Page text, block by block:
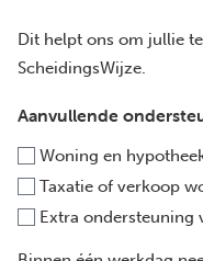
Dit helpt ons om jullie
ScheidingsWijze.
Aanvullende
Woning en
Taxatie of verkoop
Extra